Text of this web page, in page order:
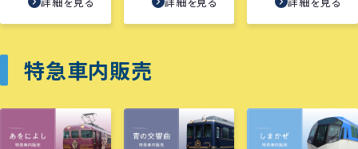
特急車内販売